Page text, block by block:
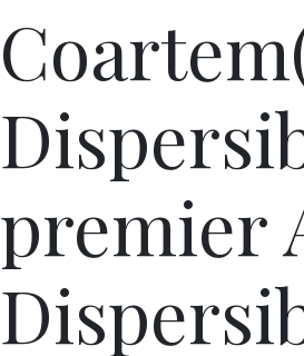
premier